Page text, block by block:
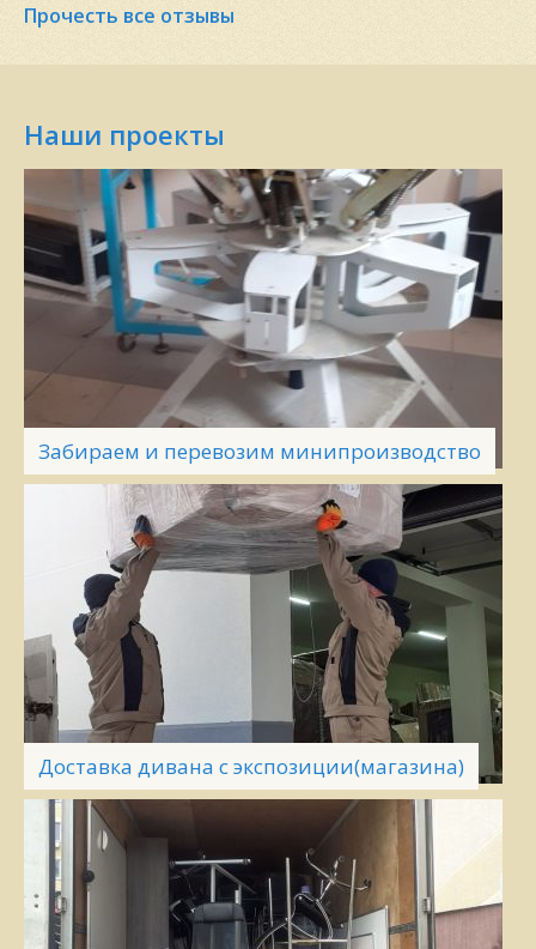
Прочесть все отзывы
Наши проекты
Забираем и перевозим минипроизводство
Доставка дивана с экспозиции(магазина)